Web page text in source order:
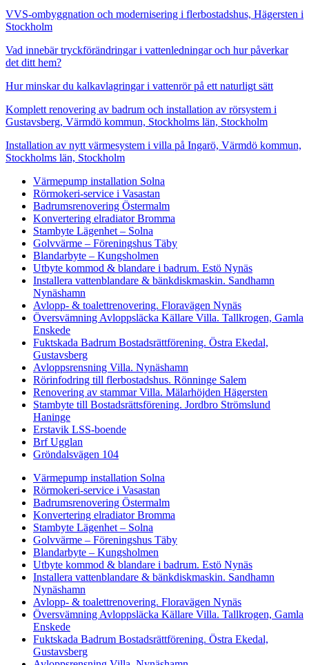
VVS-ombyggnation och modernisering i flerbostadshus, Hägersten i
Stockholm
Vad innebär tryckförändringar i vattenledningar och hur påverkar
det ditt hem?
Hur minskar du kalkavlagringar i vattenrör på ett naturligt sätt
Komplett renovering av badrum och installation av rörsystem i
Gustavsberg, Värmdö kommun, Stockholms län, Stockholm
Installation av nytt värmesystem i villa på Ingarö, Värmdö kommun,
Stockholms län, Stockholm
Värmepump installation Solna
Rörmokeri-service i Vasastan
Badrumsrenovering Östermalm
Konvertering elradiator Bromma
Stambyte Lägenhet – Solna
Golvvärme – Föreningshus Täby
Blandarbyte – Kungsholmen
Utbyte kommod & blandare i badrum. Estö Nynäs
Installera vattenblandare & bänkdiskmaskin. Sandhamn
Nynäshamn
Avlopp- & toalettrenovering. Floravägen Nynäs
Översvämning Avloppsläcka Källare Villa. Tallkrogen, Gamla
Enskede
Fuktskada Badrum Bostadsrättförening. Östra Ekedal,
Gustavsberg
Avloppsrensning Villa. Nynäshamn
Rörinfodring till flerbostadshus. Rönninge Salem
Renovering av stammar Villa. Mälarhöjden Hägersten
Stambyte till Bostadsrättsförening. Jordbro Strömslund
Haninge
Erstavik LSS-boende
Brf Ugglan
Gröndalsvägen 104
Värmepump installation Solna
Rörmokeri-service i Vasastan
Badrumsrenovering Östermalm
Konvertering elradiator Bromma
Stambyte Lägenhet – Solna
Golvvärme – Föreningshus Täby
Blandarbyte – Kungsholmen
Utbyte kommod & blandare i badrum. Estö Nynäs
Installera vattenblandare & bänkdiskmaskin. Sandhamn
Nynäshamn
Avlopp- & toalettrenovering. Floravägen Nynäs
Översvämning Avloppsläcka Källare Villa. Tallkrogen, Gamla
Enskede
Fuktskada Badrum Bostadsrättförening. Östra Ekedal,
Gustavsberg